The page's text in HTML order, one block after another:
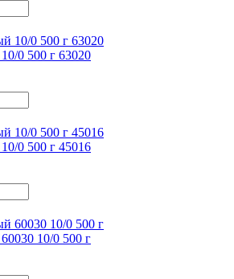
0 500 г 63020
0 500 г 45016
10/0 500 г